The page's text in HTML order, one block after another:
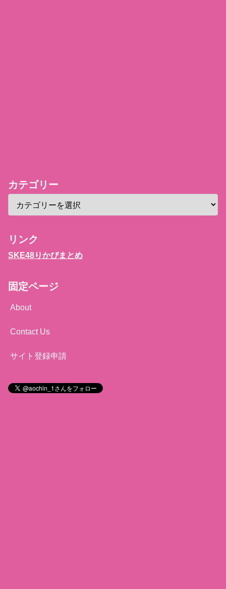
カテゴリー
リンク
SKE48りかぴまとめ
固定ページ
About
Contact Us
サイト登録申請